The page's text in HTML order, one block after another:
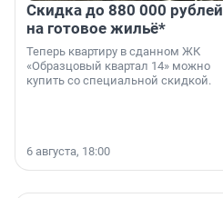
Скидка до 880 000 рублей
на готовое жильё*
Теперь квартиру в сданном ЖК
«Образцовый квартал 14» можно
купить со специальной скидкой.
6 августа, 18:00